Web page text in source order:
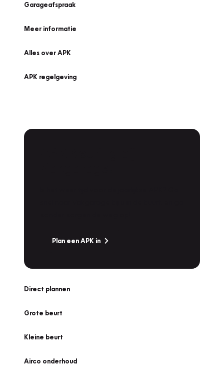
Garageafspraak
Meer informatie
Alles over APK
APK regelgeving
Plan een APK in
Direct plannen
Grote beurt
Kleine beurt
Airco onderhoud